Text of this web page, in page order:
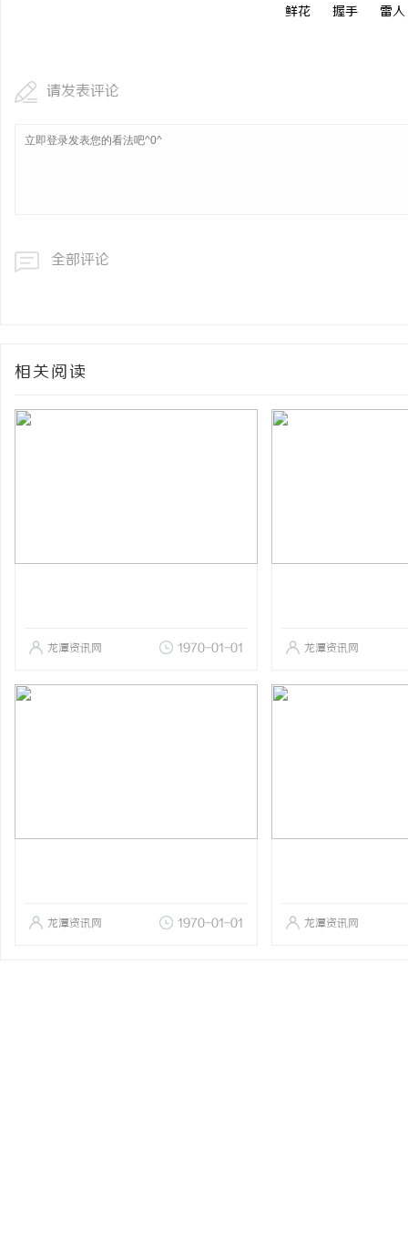
鲜花 握手 雷人
请发表评论
全部评论
相关阅读
龙潭资讯网 1970-01-01 龙潭资讯网
龙潭资讯网 1970-01-01 龙潭资讯网